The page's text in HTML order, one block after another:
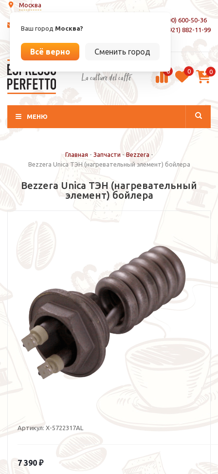
Москва
Ваш город Москва?
Всё верно Сменить город
info@espressoperfetto.ru
8 (800) 600-50-36
+7 (921) 882-11-99
La culture del caffé 0 0 0
МЕНЮ
Главная - Запчасти - Bezzera -
Bezzera Unica ТЭН (нагревательный элемент) бойлера
Bezzera Unica ТЭН (нагревательный
элемент) бойлера
Артикул: X-5722317AL
7 390 ₽